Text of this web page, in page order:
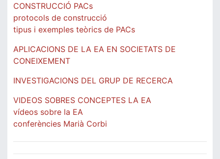
CONSTRUCCIÓ PACs
protocols de construcció
tipus i exemples teòrics de PACs
APLICACIONS DE LA EA EN SOCIETATS DE
CONEIXEMENT
INVESTIGACIONS DEL GRUP DE RECERCA
VIDEOS SOBRES CONCEPTES LA EA
vídeos sobre la EA
conferències Marià Corbi